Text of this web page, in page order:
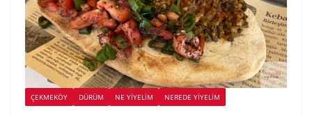
ÇEKMEKÖY DÜRÜM NE YİYELİM NEREDE YİYELİM